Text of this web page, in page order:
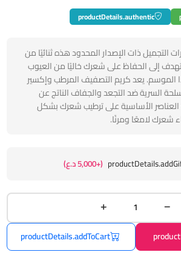
productDetails.authentic
ذات الإصدار المحدود هذه ثنائيًا من
تهدف إلى الحفاظ على شعرك خاليًا من العيوب
الموسم. يعد كريم التصفيف المرطب وإكسير
السرية ضد التجعد والجفاف الناتج عن
الأساسية على ترطيب شعرك بشكل
شعرك لامعًا ومرنًا.
(+5,000 د.ع)
productDetails.addToCart